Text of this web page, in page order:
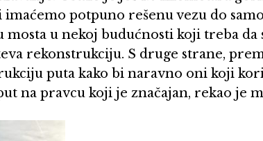
imaćemo potpuno rešenu vezu do
u nekoj budućnosti koji treba da
rekonstrukciju. S druge strane,
puta kako bi naravno oni koji
na pravcu koji je značajan, rekao je